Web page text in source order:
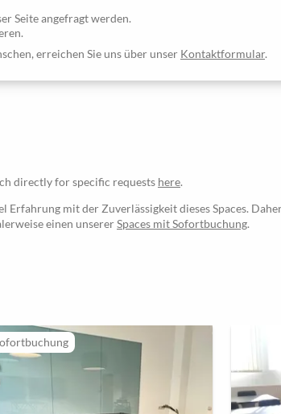
Seite angefragt werden.
erreichen Sie uns über unser Kontaktformular.
directly for specific requests here.
Erfahrung mit der Zuverlässigkeit dieses Spaces.
einen unsererSpaces mit Sofortbuchung.